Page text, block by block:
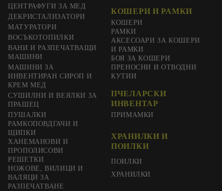
ЦЕНТРАФУГИ ЗА МЕД
ДЕКРИСТАЛИЗАТОРИ
МАТУРАТОРИ
ВОСЪКОТОПИЛКИ
ВАНИ И РАЗПЕЧАТВАЩИ
МАШИНИ
МАШИНИ ЗА
ИНВЕНТИРАН СИРОП И
КРЕМ МЕД
СУШИЛНИ И ВЕЯЛКИ ЗА
ПРАШЕЦ
КОШЕРИ И РАМКИ
КОШЕРИ
РАМКИ
АКСЕСОАРИ ЗА КОШЕРИ
И РАМКИ
БОЯ ЗА КОШЕРИ
ПРЕНОСНИ И ОТВОДНИ
КУТИИ
ПЧЕЛАРСКИ
ИНВЕНТАР
ПУШАЛКИ
РАМКОПОВДГАЧИ И
ЩИПКИ
ХАНЕМАНОВИ И
ПРОПОЛИСОВИ
РЕШЕТКИ
НОЖОВЕ, ВИЛИЦИ И
ВАЛЯЦИ ЗА
РАЗПЕЧАТВАНЕ
ПРИМАМКИ
ХРАНИЛКИ И
ПОИЛКИ
ПОИЛКИ
ХРАНИЛКИ